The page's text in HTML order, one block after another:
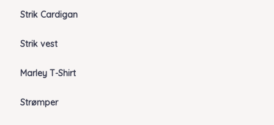
Strik Cardigan
Strik vest
Marley T-Shirt
Strømper